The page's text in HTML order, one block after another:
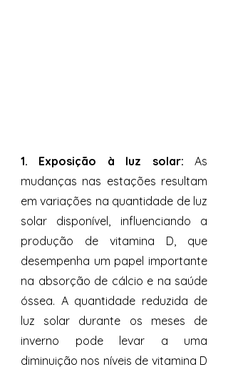
1. Exposição à luz solar: As
mudanças nas estações resultam
em variações na quantidade de luz
solar disponível, influenciando a
produção de vitamina D, que
desempenha um papel importante
na absorção de cálcio e na saúde
óssea. A quantidade reduzida de
luz solar durante os meses de
inverno pode levar a uma
diminuição nos níveis de vitamina D